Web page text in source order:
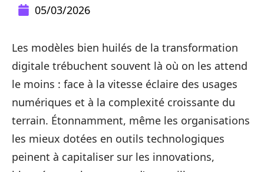
05/03/2026
Les modèles bien huilés de la transformation
digitale trébuchent souvent là où on les attend
le moins : face à la vitesse éclaire des usages
numériques et à la complexité croissante du
terrain. Étonnamment, même les organisations
les mieux dotées en outils technologiques
peinent à capitaliser sur les innovations,